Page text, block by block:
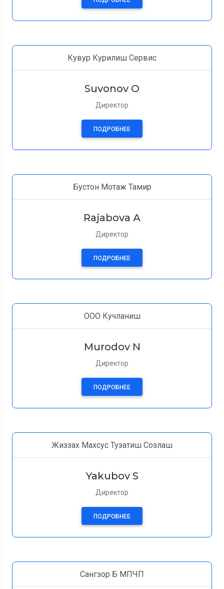
Кувур Курилиш Сервис
Suvonov O
Директор
ПОДРОБНЕЕ
Бустон Мотаж Тамир
Rajabova А
Директор
ПОДРОБНЕЕ
ООО Кучланиш
Murodov N
Директор
ПОДРОБНЕЕ
Жиззах Махсус Тузатиш Созлаш
Yakubov S
Директор
ПОДРОБНЕЕ
Сангзор Б МПЧП